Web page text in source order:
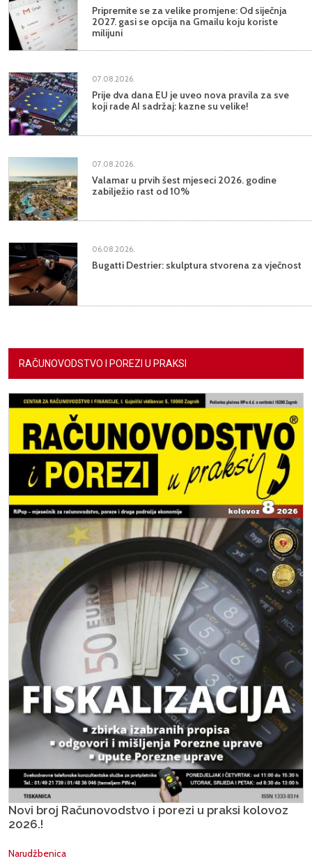
Pripremite se za velike promjene: Od siječnja
2027. gasi se opcija na Gmailu koju koriste
milijuni
07.08.2026.
Prije dva dana EU je uveo nova pravila za sve
koji rade AI sadržaj: kazne su velike!
07.08.2026.
Valamar u prvih šest mjeseci 2026. godine
zabilježio rast od 10%
06.08.2026.
Bugatti Destrier: skulptura stvorena za vječnost
RAČUNOVODSTVO I POREZI U PRAKSI
Novi broj Računovodstvo i porezi u praksi kolovoz
2026.!
Narudžbenica